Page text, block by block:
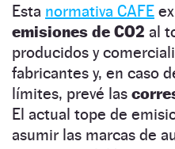
Esta normativa CAFE
emisiones de CO2 al
producidos y
fabricantes y, en caso
límites, prevé las
El actual tope de
asumir las marcas de